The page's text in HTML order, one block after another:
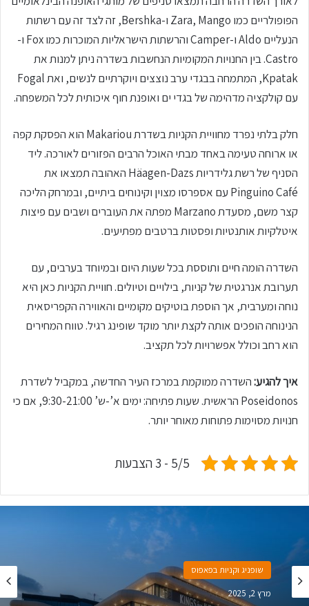
הפופולריים כמו Zara, Mango ו-Bershka, זה לצד זה עם רשתות
הנעליים Aldo ו-Camper והרשתות הישראליות המוכרות כמו Fox ו-
Castro. בין החנויות המקומיות הנחשבות בשדרה ניתן למנות את
Kpatak, המתמחה בבגדי ערב נוצצים ויוקרתיים לנשים, ואת Fogal
עם קולקציה מדהימה של בגדי ים ואופנת חוף איכותית לכל המשפחה.
חלק בלתי נפרד מחוויית הקניות בשדרת Makariou הוא הפסקת קפה
או ארוחה טעימה באחד מבתי האוכל הרבים הפזורים לאורכה. ליד
הסניף של רשת גלידריות Häagen-Dazs האהובה תמצאו את
Pinguino Café עם אספרסו מצוין וקינוחים ביתיים, ובמרחק הליכה
קצר משם, מסעדת Marzano מפתה את העוברים ושבים עם פיצות
איטלקיות אותנטיות ופסטות ברטבים מפתיעים.
השדרה הומה חיים ותוססת בכל שעות היום ובמיוחד בערבים, עם
תערובת אנרגטית של קניות, בילויים וטיולים. חוויית הקניות כאן היא
נוחה ומערבית, אך הוספת בוטיקים מקומיים והאווירה הקפריסאית
הנינוחה הופכים אותה לקצת יותר מוקד שופינג רגיל. טווח המחירים
הוא רחב וכולל אפשרויות לכל תקציב.
איך להגיע:השדרה ממוקמת במרכז העיר החדשה, במקביל לשדרת
Poseidonos הראשית. שעות פתיחה: ימים א’-ש’ 9:30-21:00, אם כי
חנויות מסוימות פתוחות מאוחר יותר.
5/5 - 3 הצבעות
שופניג וקניות בפאפוס
מרץ 2, 2025